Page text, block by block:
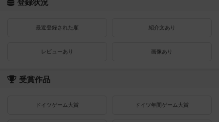
登録状況
最近登録された順 紹介文あり
レビューあり 画像あり
受賞作品
ドイツゲーム大賞 ドイツ年間ゲーム大賞